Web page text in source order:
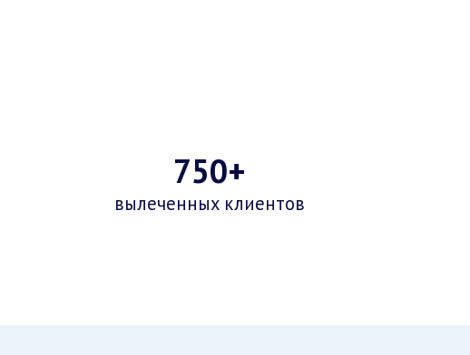
750+
вылеченных клиентов